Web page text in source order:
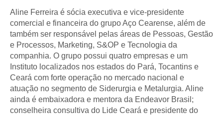
Aline Ferreira é sócia executiva e vice-presidente
comercial e financeira do grupo Aço Cearense, além de
também ser responsável pelas áreas de Pessoas, Gestão
e Processos, Marketing, S&OP e Tecnologia da
companhia. O grupo possui quatro empresas e um
Instituto localizados nos estados do Pará, Tocantins e
Ceará com forte operação no mercado nacional e
atuação no segmento de Siderurgia e Metalurgia. Aline
ainda é embaixadora e mentora da Endeavor Brasil;
conselheira consultiva do Lide Ceará e presidente do